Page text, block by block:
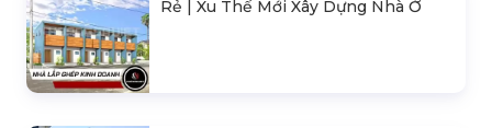
Rẻ | Xu Thế Mới Xây Dựng Nhà Ở